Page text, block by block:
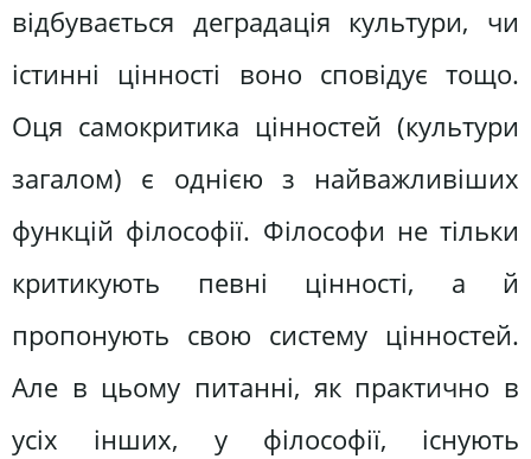
відбувається деградація культури, чи
істинні цінності воно сповідує тощо.
Оця самокритика цінностей (культури
загалом) є однією з найважливіших
функцій філософії. Філософи не тільки
критикують певні цінності, а й
пропонують свою систему цінностей.
Але в цьому питанні, як практично в
усіх інших, у філософії, існують